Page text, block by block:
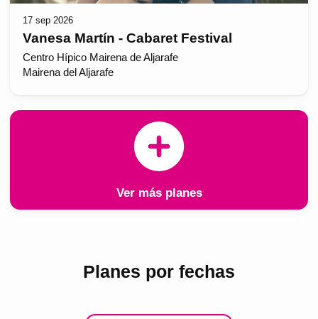
17 sep 2026
Vanesa Martín - Cabaret Festival
Centro Hípico Mairena de Aljarafe
Mairena del Aljarafe
Ver más planes
Planes por fechas